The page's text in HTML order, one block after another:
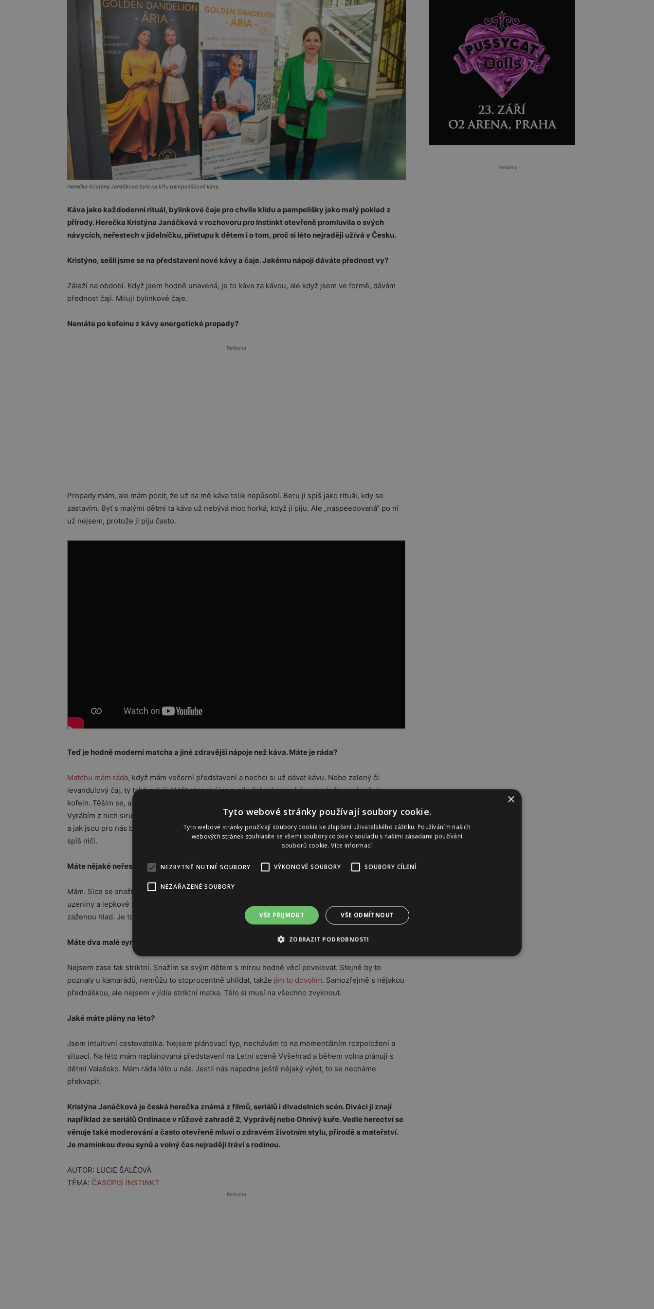
Herečka Kristýna Janáčková byla na křtu pampeliškové kávy.
Káva jako každodenní rituál, bylinkové čaje pro chvíle klidu a pampelišky jako malý poklad z
přírody. Herečka Kristýna Janáčková v rozhovoru pro Instinkt otevřeně promluvila o svých
návycích, neřestech v jídelníčku, přístupu k dětem i o tom, proč si léto nejraději užívá v Česku.
Kristýno, sešli jsme se na představení nové kávy a čaje. Jakému nápoji dáváte přednost vy?
Záleží na období. Když jsem hodně unavená, je to káva za kávou, ale když jsem ve formě, dávám
přednost čaji. Miluji bylinkové čaje.
Nemáte po kofeinu z kávy energetické propady?
Reklama
Propady mám, ale mám pocit, že už na mě káva tolik nepůsobí. Beru ji spíš jako rituál, kdy se
zastavím. Byť s malými dětmi ta káva už nebývá moc horká, když ji piju. Ale „naspeedovaná“ po ní
už nejsem, protože ji piju často.
Teď je hodně moderní matcha a jiné zdravější nápoje než káva. Máte je ráda?
Matchu mám ráda, když mám večerní představení a nechci si už dávat kávu. Nebo zelený či
levandulový čaj, ty také miluji. V těhotenství jsem pila čekankovou kávu, protože neobsahuje
kofein. Těším se, až dnes ochutnám pampeliškovou kávu, protože jsem milovnice pampelišek.
Vyrábím z nich sirupy, dělám výluh z kořene a připravuji si z nich saláty. Vím, jaký je to dar přírody
a jak jsou pro nás blahodárné. Napomáhají i imunitě, což si mnoho lidí neuvědomuje, a pampelišky
spíš ničí.
Máte nějaké neřesti, co se týče jídelníčku?
Mám. Sice se snažím jíst zdravě, ale samozřejmě, když jsem unavená a nemám sílu vařit, dám si i
uzeniny a lepkové pečivo. To jsou moje největší neřesti. Můj žaludek za to sice není rád, ale rychle
zaženou hlad. Je to spíš tím, že nestíhám.
Máte dva malé syny. Jste maminka, která jim dovolí i jídlo z fast foodu?
Nejsem zase tak striktní. Snažím se svým dětem s mírou hodně věcí povolovat. Stejně by to
poznaly u kamarádů, nemůžu to stoprocentně uhlídat, takže jim to dovolím. Samozřejmě s nějakou
přednáškou, ale nejsem v jídle striktní matka. Tělo si musí na všechno zvyknout.
Jaké máte plány na léto?
Jsem intuitivní cestovatelka. Nejsem plánovací typ, nechávám to na momentálním rozpoložení a
situaci. Na léto mám naplánovaná představení na Letní scéně Vyšehrad a během volna plánuji s
dětmi Valašsko. Mám ráda léto u nás. Jestli nás napadne ještě nějaký výlet, to se necháme
překvapit.
Kristýna Janáčková je česká herečka známá z filmů, seriálů i divadelních scén. Diváci ji znají
například ze seriálů Ordinace v růžové zahradě 2, Vyprávěj nebo Ohnivý kuře. Vedle herectví se
věnuje také moderování a často otevřeně mluví o zdravém životním stylu, přírodě a mateřství.
Je maminkou dvou synů a volný čas nejraději tráví s rodinou.
AUTOR: LUCIE ŠALÉOVÁ
TÉMA: ČASOPIS INSTINKT
Reklama
Reklama
×
Tyto webové stránky používají soubory cookie.
Tyto webové stránky používají soubory cookie ke zlepšení uživatelského zážitku. Používáním našich
webových stránek souhlasíte se všemi soubory cookie v souladu s našimi zásadami používání
souborů cookie.Více informací
NEZBYTNĚ NUTNÉ SOUBORY VÝKONOVÉ SOUBORY SOUBORY CÍLENÍ
NEZAŘAZENÉ SOUBORY
VŠE PŘIJMOUT VŠE ODMÍTNOUT
ZOBRAZIT PODROBNOSTI